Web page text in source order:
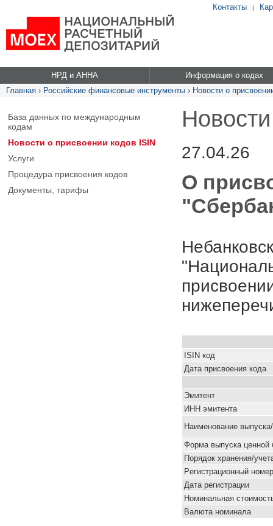
Контакты |
НРД и АННА
Информация о кодах
Главная › Российские финансовые инструменты › Новости о
База данных по международным
кодам
Новости о присвоении кодов ISIN
Услуги
Процедура присвоения кодов
Документы, тарифы
27.04.26
О
ISIN код
Дата присвоения кода
Эмитент
ИНН эмитента
Наименование
Форма выпуска ценной
Порядок хранения/
Pегистрационный номер
Дата регистрации
Номинальная
Валюта номинала